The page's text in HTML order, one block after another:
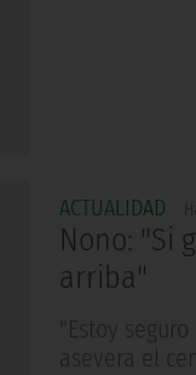
ACTUALIDAD
Nono: "Si
arriba"
"Estoy
asevera el